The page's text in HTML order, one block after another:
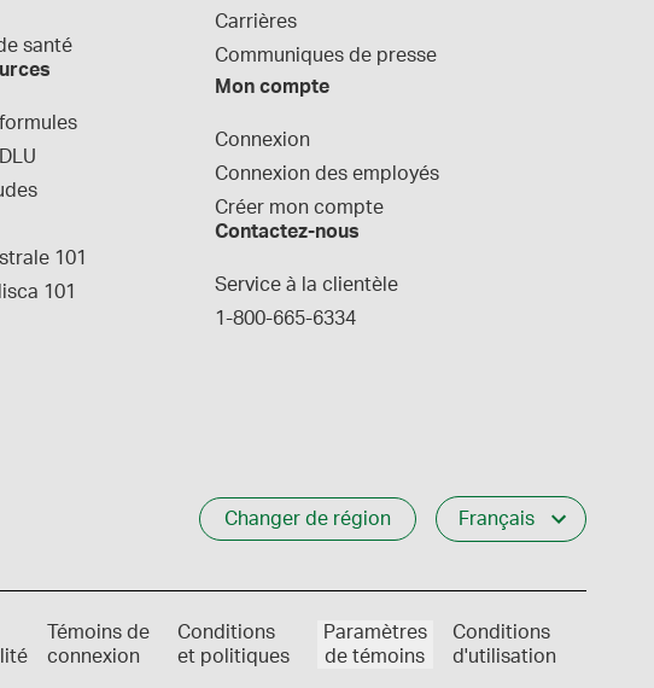
santé
101
101
Carrières
Communiques de presse
Mon compte
Connexion
Connexion des employés
Créer mon compte
Contactez-nous
Service à la clientèle
1-800-665-6334
Changer de région Français
Témoins de
connexion
Conditions
et politiques
Paramètres
de témoins
Conditions
d'utilisation